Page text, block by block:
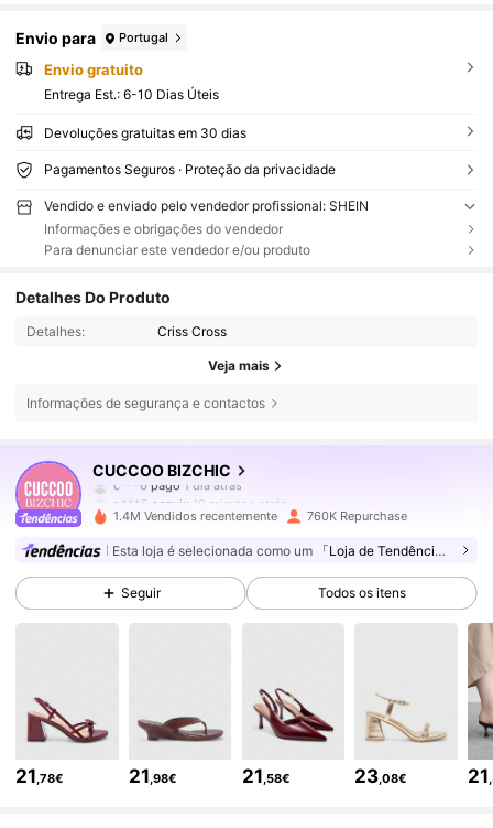
Envio para Portugal
Envio gratuito
Entrega Est.: 6-10 Dias Úteis
Devoluções gratuitas em 30 dias
Pagamentos Seguros · Proteção da privacidade
Vendido e enviado pelo vendedor profissional: SHEIN
Informações e obrigações do vendedor
Para denunciar este vendedor e/ou produto
Detalhes Do Produto
Detalhes: Criss Cross
Veja mais
Informações de segurança e contactos
CUCCOO BIZCHIC
p***5 seguiu 10 minutos atrás
4,85 809K Seguidores
1.4M Vendidos recentemente 760K Repurchase
Esta loja é selecionada como um 「Loja de Tendências」
Seguir Todos os itens
21,78€ 21,98€ 21,58€ 23,08€ 21